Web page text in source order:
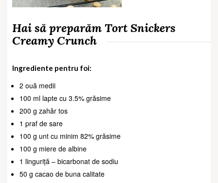
Hai să preparăm Tort Snickers
Creamy Crunch
Ingrediente pentru foi:
2 ouă medii
100 ml lapte cu 3.5% grăsime
200 g zahăr tos
1 praf de sare
100 g unt cu minim 82% grăsime
100 g miere de albine
1 linguriță – bicarbonat de sodiu
50 g cacao de buna calitate